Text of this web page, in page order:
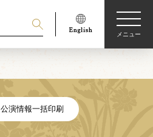
メニュー
公演情報一括印刷